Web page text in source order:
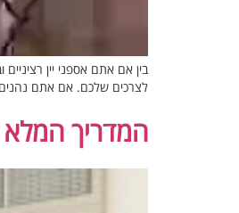
בין אם אתם אספני יין
לצרכים שלכם. אם אתם נהנים
המדריך המלא